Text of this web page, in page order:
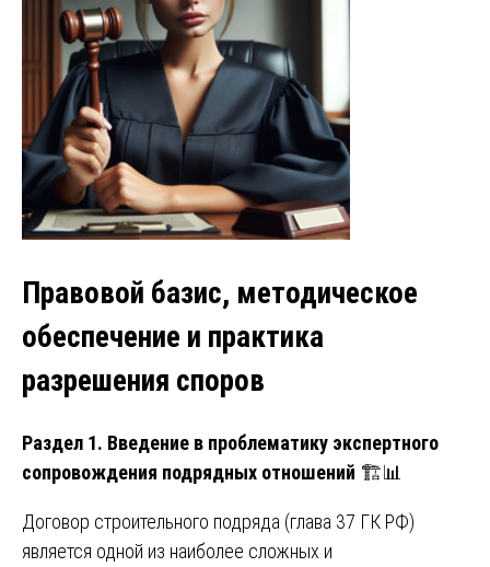
Правовой базис, методическое
обеспечение и практика
разрешения споров
Раздел 1. Введение в проблематику экспертного
сопровождения подрядных отношений 🏗️📊
Договор строительного подряда (глава 37 ГК РФ)
является одной из наиболее сложных и